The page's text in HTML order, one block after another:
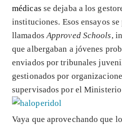
médicas se dejaba a los
instituciones. Esos ensayos
llamados Approved Schools,
que albergaban a jóvenes
enviados por tribunales
gestionados por
supervisados por el
Vaya que aprovechando que